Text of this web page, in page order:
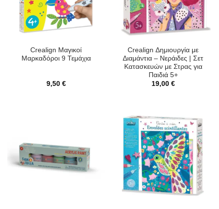
Crealign Μαγικοί
Μαρκαδόροι 9 Τεμάχια
9,50 €
Crealign Δημιουργία με
Διαμάντια – Νεράιδες | Σετ
Κατασκευών με Στρας για
Παιδιά 5+
19,00 €